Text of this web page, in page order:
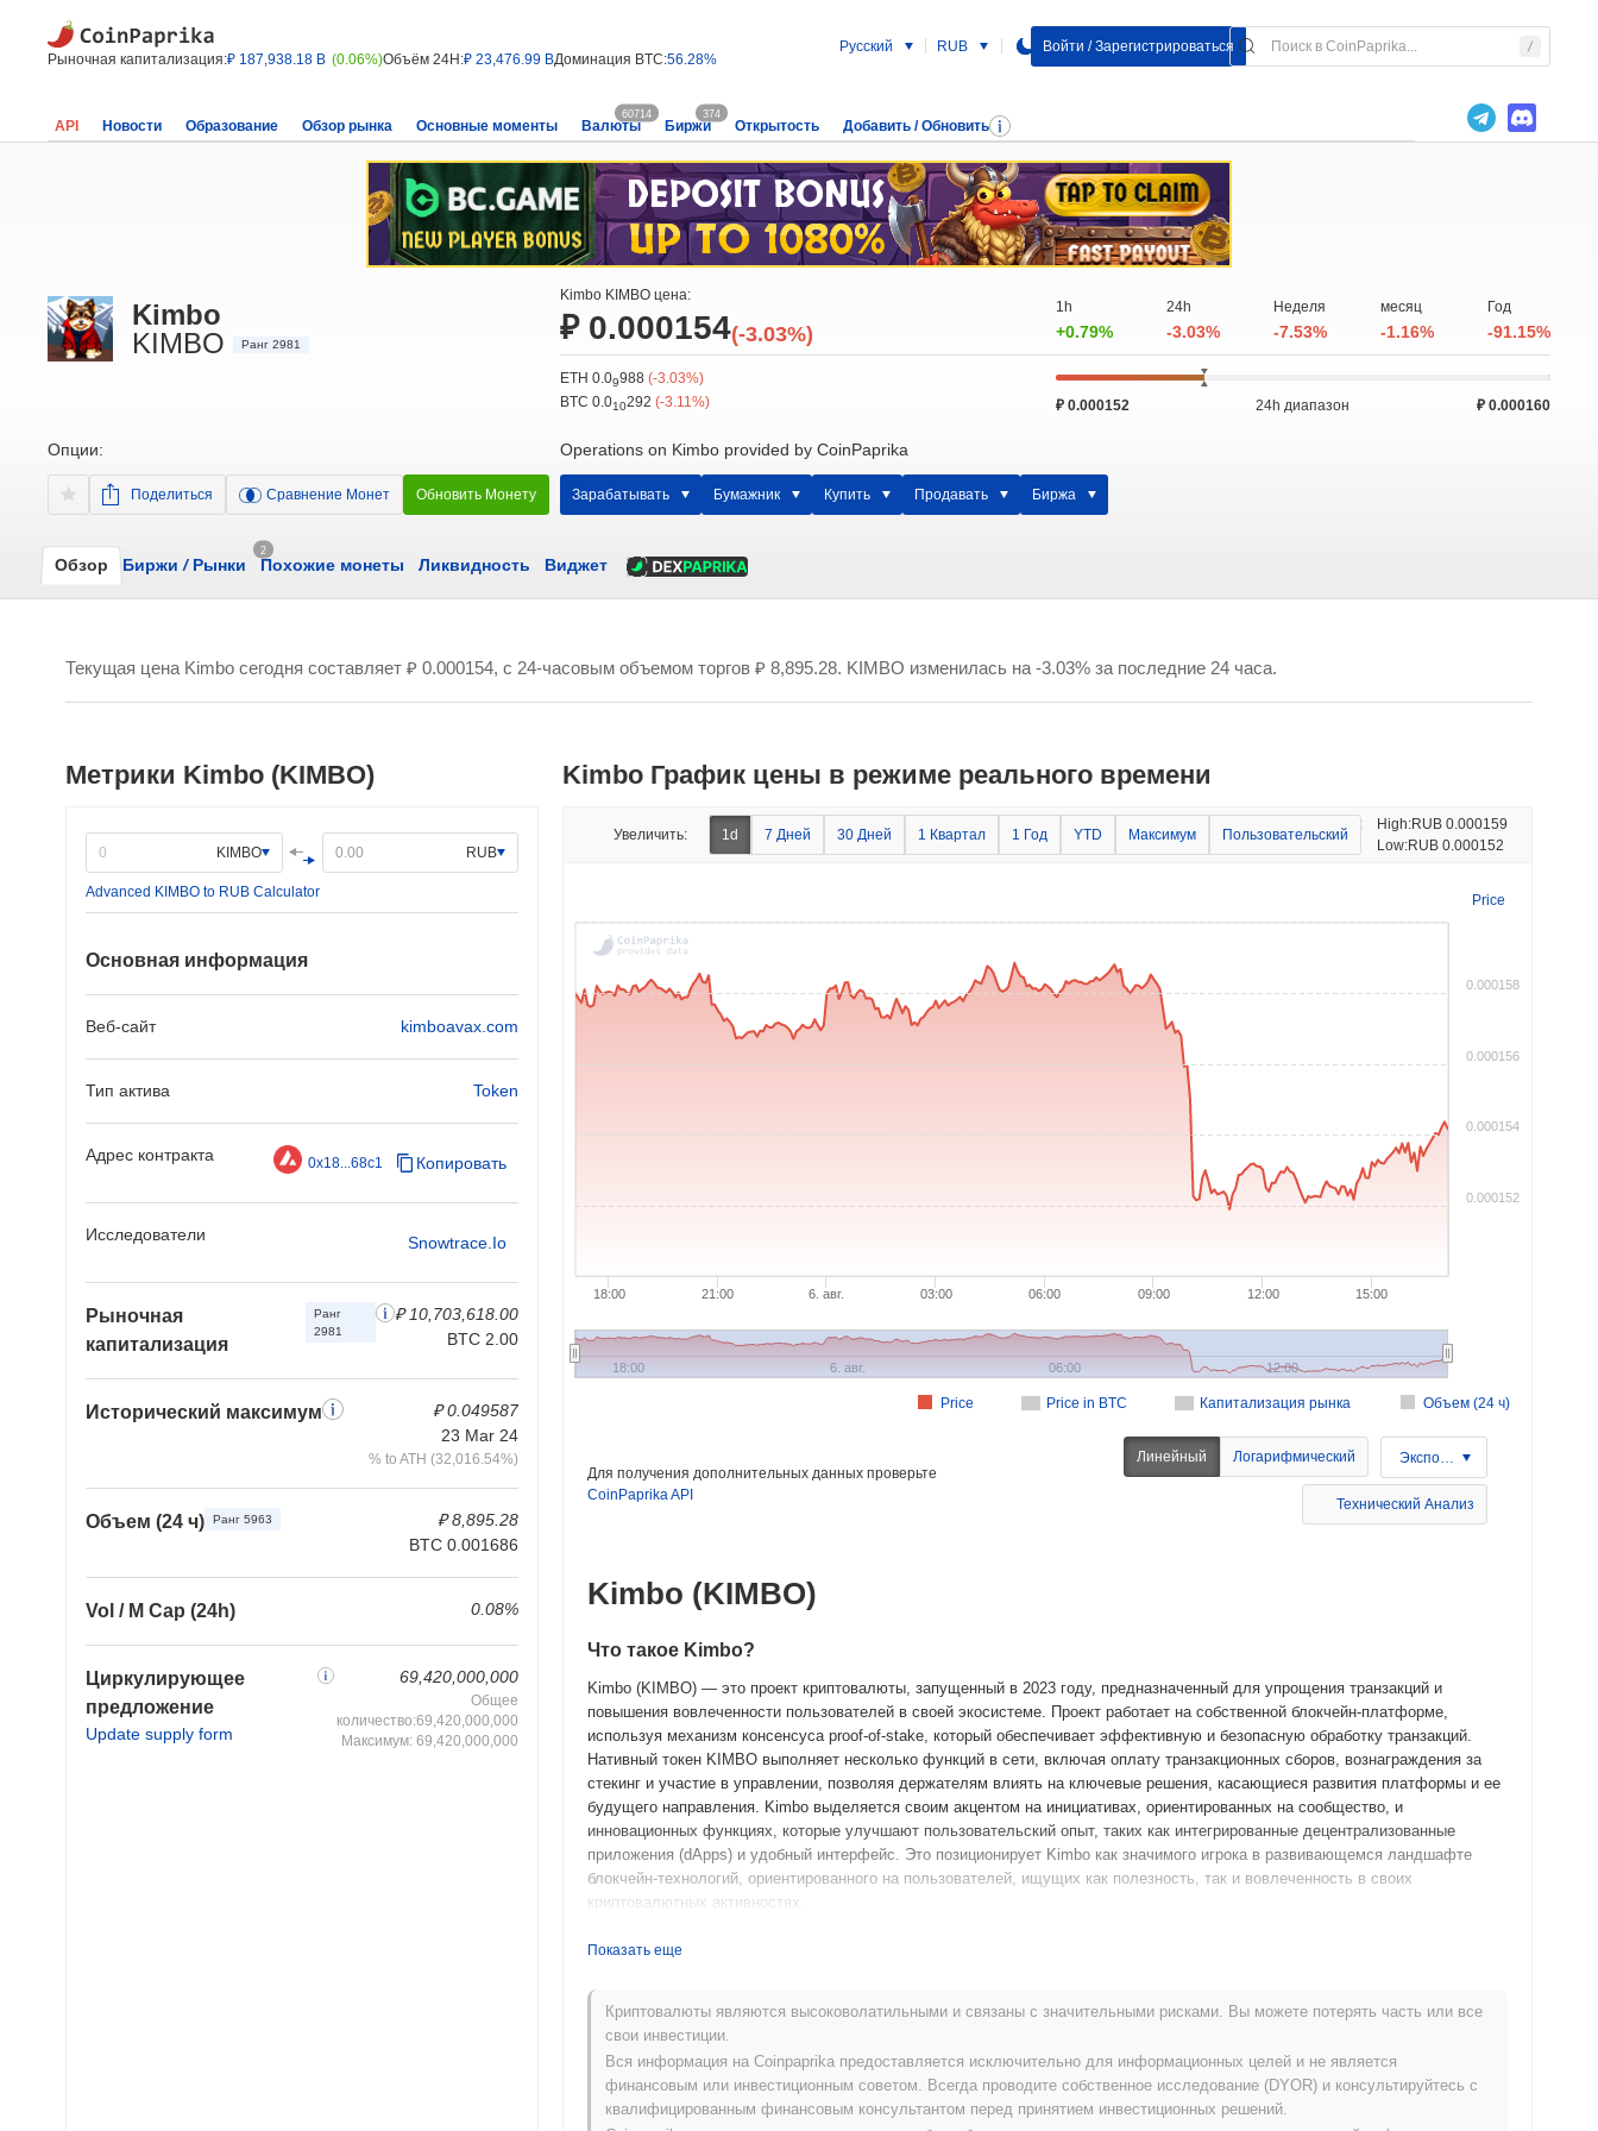
Рыночная капитализация:₽ 187,938.18 B (0.06%)Объём 24H:₽ 23,476.99 BДоминация BTC:56.28%
Русский RUB Войти / Зарегистрироваться
API Новости Образование Обзор рынка Основные моменты Валюты
60714
Биржи
374
Открытость Добавить / Обновить
Kimbo
KIMBO
Ранг 2981
Опции:
Поделиться Сравнение Монет Обновить Монету
Kimbo KIMBO цена:
₽ 0.000154(-3.03%)
1h
+0.79%
24h
-3.03%
Неделя
-7.53%
месяц
-1.16%
Год
-91.15%
ETH 0.09988(-3.03%)
BTC 0.010292(-3.11%) ₽ 0.000152 24h диапазон ₽ 0.000160
Operations on Kimbo provided by CoinPaprika
Зарабатывать Бумажник Купить Продавать Биржа
Обзор Биржи /Рынки
2
Похожие монеты Ликвидность Виджет
Текущая цена Kimbo сегодня составляет ₽ 0.000154, с 24-часовым объемом торгов ₽ 8,895.28. KIMBO изменилась на -3.03% за последние 24 часа.
Метрики Kimbo (KIMBO)
KIMBO RUB
Advanced KIMBO to RUB Calculator
Основная информация
Веб-сайт kimboavax.com
Тип актива Token
Адрес контракта 0x18...68c1 Копировать
Исследователи Snowtrace.io
Рыночная
капитализация
Ранг
2981
₽ 10,703,618.00
BTC 2.00
Исторический максимум
₽ 0.049587
23 Mar 24
% to ATH (32,016.54%)
Объем (24 ч) Ранг 5963
₽ 8,895.28
BTC 0.001686
Vol / M Cap (24h) 0.08%
Циркулирующее
предложение
Update supply form
69,420,000,000
Общее
количество:69,420,000,000
Максимум: 69,420,000,000
Kimbo График цены в режиме реального времени
Увеличить: 1d 7 Дней 30 Дней 1 Квартал 1 Год YTD Максимум Пользовательский
Изменение цены:
High:RUB 0.000159
Low:RUB 0.000152
Price
Price in BTC Капитализация рынка Объем (24 ч)
Price
18:00 21:00 6. авг. 03:00 06:00 09:00 12:00 15:00
18:00 6. авг. 06:00 12:00
0.000152
0.000154
0.000156
0.000158
Для получения дополнительных данных проверьте
CoinPaprika API
Линейный Логарифмический Экспорт
Технический Анализ
Kimbo (KIMBO)
Что такое Kimbo?
Kimbo (KIMBO) — это проект криптовалюты, запущенный в 2023 году, предназначенный для упрощения транзакций и
повышения вовлеченности пользователей в своей экосистеме. Проект работает на собственной блокчейн-платформе,
используя механизм консенсуса proof-of-stake, который обеспечивает эффективную и безопасную обработку транзакций.
Нативный токен KIMBO выполняет несколько функций в сети, включая оплату транзакционных сборов, вознаграждения за
стекинг и участие в управлении, позволяя держателям влиять на ключевые решения, касающиеся развития платформы и ее
будущего направления. Kimbo выделяется своим акцентом на инициативах, ориентированных на сообщество, и
инновационных функциях, которые улучшают пользовательский опыт, таких как интегрированные децентрализованные
приложения (dApps) и удобный интерфейс. Это позиционирует Kimbo как значимого игрока в развивающемся ландшафте
блокчейн-технологий, ориентированного на пользователей, ищущих как полезность, так и вовлеченность в своих
криптовалютных активностях.
Когда и как начался Kimbo?
техническую структуру. Проект запустил свою тестовую сеть в июне 2021 года, позволяя разработчикам и ранним
пользователям экспериментировать с его функциями и возможностями. После успешного тестирования основная сеть была
запущена в сентябре 2021 года, что ознаменовало его официальное вступление на рынок. Раннее развитие сосредоточилось
на создании децентрализованной платформы, направленной на повышение вовлеченности пользователей и участия
сообщества. Первоначальное распределение токенов Kimbo произошло через модель справедливого запуска в октябре 2021
года, которая была направлена на обеспечение равного доступа для всех участников. Эти основные шаги заложили основу
Показать еще
Криптовалюты являются высоковолатильными и связаны с значительными рисками. Вы можете потерять часть или все
свои инвестиции.
Вся информация на Coinpaprika предоставляется исключительно для информационных целей и не является
финансовым или инвестиционным советом. Всегда проводите собственное исследование (DYOR) и консультируйтесь с
квалифицированным финансовым консультантом перед принятием инвестиционных решений.